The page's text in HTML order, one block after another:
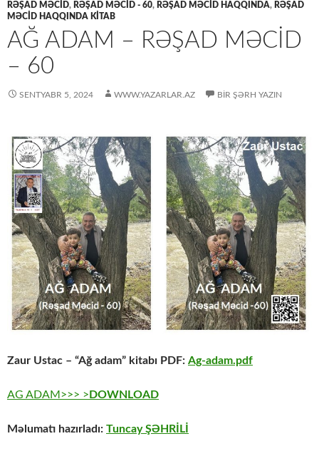
RƏŞAD MƏCİD, RƏŞAD MƏCİD - 60, RƏŞAD MƏCİD HAQQINDA, RƏŞAD
MƏCİD HAQQINDA KİTAB
AĞ ADAM – RƏŞAD MƏCID
– 60
SENTYABR 5, 2024 WWW.YAZARLAR.AZ BIR ŞƏRH YAZIN
Zaur Ustac – “Ağ adam” kitabı PDF: Ag-adam.pdf
AG ADAM>>> > DOWNLOAD
Məlumatı hazırladı: Tuncay ŞƏHRİLİ